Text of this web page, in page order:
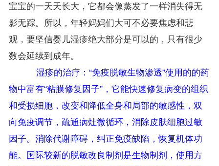
宝宝的一天天长大，它都会像蒸发了一样消失得无
影无踪。所以，年轻妈妈们大可不必要焦虑和悲
观，要坚信婴儿湿疹绝大部分是可以的，只有很少
数会延续到成年。
湿疹的治疗：“免疫脱敏生物渗透”使用的的药
物中富有“粘膜修复因子”，它能快速修复病变的组织
和受损细胞，改变和降低全身和局部的敏感性，双
向免疫调节，疏通病灶微循环，消除皮肤细胞过敏
因子。消除代谢障碍，纠正免疫缺陷，恢复机体功
能。国际较新的脱敏改良制剂是生物制剂，使用方